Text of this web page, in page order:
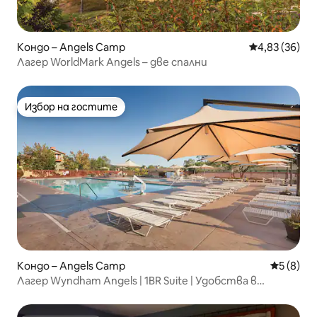
Кондо – Angels Camp Средна
4,83 (36)
Лагер WorldMark Angels – две спални
Избор на гостите
Избор на гостите
Кондо – Angels Camp Средна
5 (8)
Лагер Wyndham Angels | 1BR Suite | Удобства в